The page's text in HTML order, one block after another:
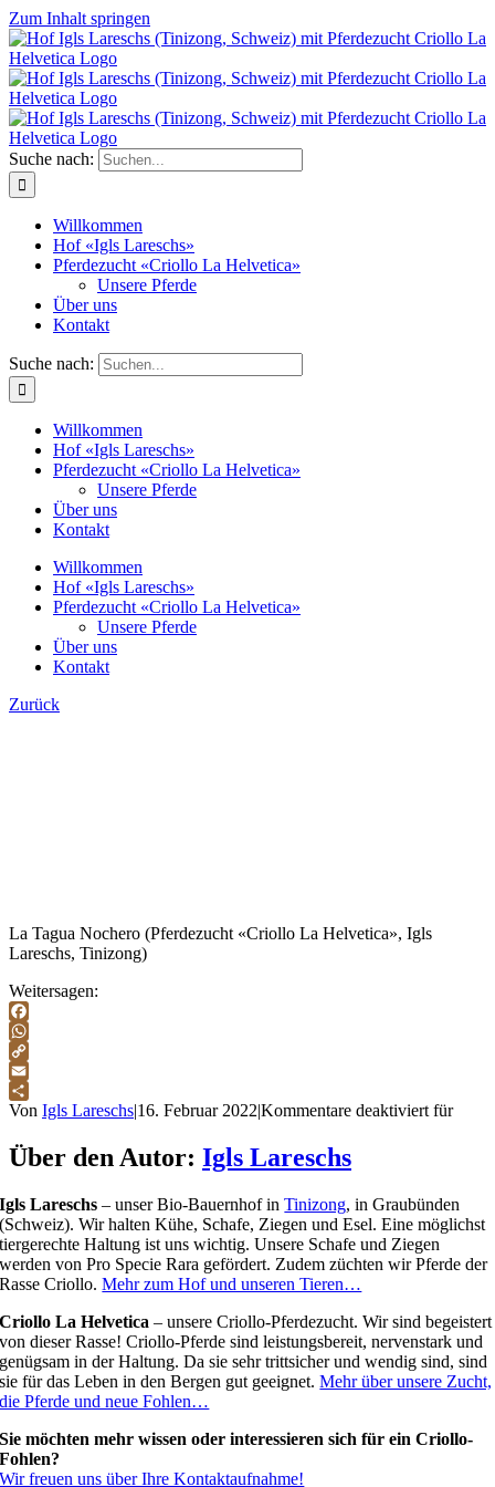
Zum Inhalt springen
Suche nach:
Willkommen
Hof «Igls Lareschs»
Pferdezucht «Criollo La Helvetica»
Unsere Pferde
Über uns
Kontakt
Suche nach:
Willkommen
Hof «Igls Lareschs»
Pferdezucht «Criollo La Helvetica»
Unsere Pferde
Über uns
Kontakt
Willkommen
Hof «Igls Lareschs»
Pferdezucht «Criollo La Helvetica»
Unsere Pferde
Über uns
Kontakt
Zurück
La Tagua Nochero (Pferdezucht «Criollo La Helvetica», Igls
Lareschs, Tinizong)
Weitersagen:
Facebook
WhatsApp
Copy
Link
Email
Teilen
Von Igls Lareschs|16. Februar 2022|Kommentare deaktiviert für
Über den Autor: Igls Lareschs
Igls Lareschs – unser Bio-Bauernhof inTinizong, in Graubünden
(Schweiz). Wir halten Kühe, Schafe, Ziegen und Esel. Eine möglichst
tiergerechte Haltung ist uns wichtig. Unsere Schafe und Ziegen
werden von Pro Specie Rara gefördert. Zudem züchten wir Pferde der
Rasse Criollo.Mehr zum Hof und unseren Tieren…
Criollo La Helvetica – unsere Criollo-Pferdezucht. Wir sind begeistert
von dieser Rasse! Criollo-Pferde sind leistungsbereit, nervenstark und
genügsam in der Haltung. Da sie sehr trittsicher und wendig sind, sind
sie für das Leben in den Bergen gut geeignet.Mehr über unsere Zucht,
die Pferde und neue Fohlen…
Sie möchten mehr wissen oder interessieren sich für ein Criollo-
Fohlen?
Wir freuen uns über Ihre Kontaktaufnahme!